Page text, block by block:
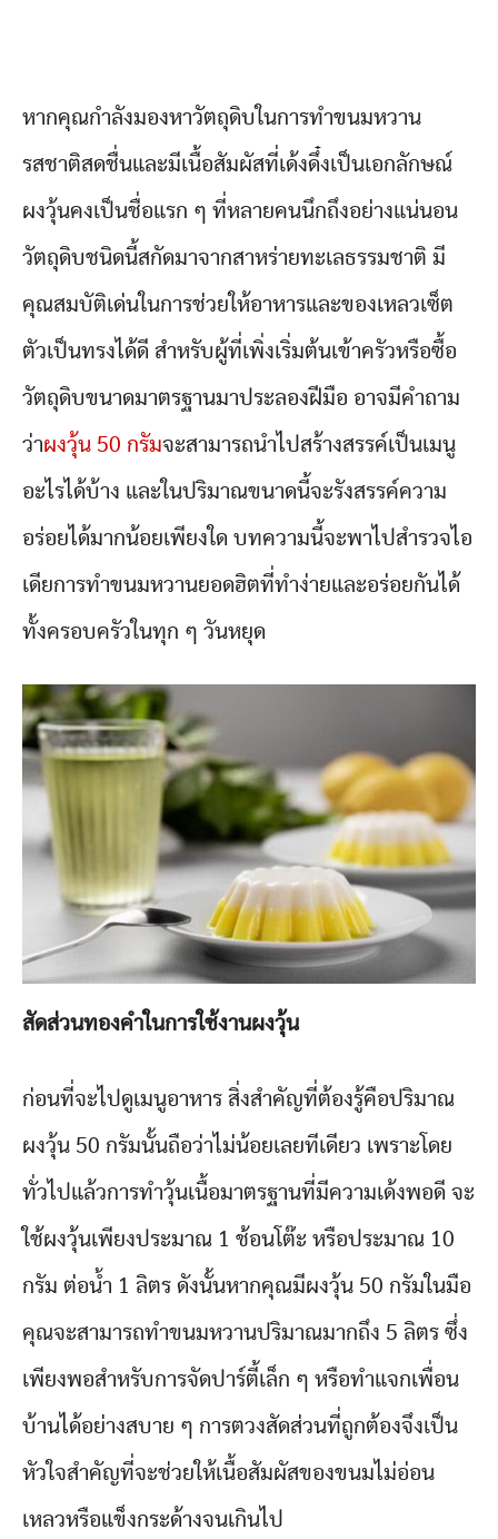
หากคุณกำลังมองหาวัตถุดิบในการทำขนมหวาน
รสชาติสดชื่นและมีเนื้อสัมผัสที่เด้งดึ๋งเป็นเอกลักษณ์
ผงวุ้นคงเป็นชื่อแรก ๆ ที่หลายคนนึกถึงอย่างแน่นอน
วัตถุดิบชนิดนี้สกัดมาจากสาหร่ายทะเลธรรมชาติ มี
คุณสมบัติเด่นในการช่วยให้อาหารและของเหลวเซ็ต
ตัวเป็นทรงได้ดี สำหรับผู้ที่เพิ่งเริ่มต้นเข้าครัวหรือซื้อ
วัตถุดิบขนาดมาตรฐานมาประลองฝีมือ อาจมีคำถาม
ว่าผงวุ้น 50 กรัมจะสามารถนำไปสร้างสรรค์เป็นเมนู
อะไรได้บ้าง และในปริมาณขนาดนี้จะรังสรรค์ความ
อร่อยได้มากน้อยเพียงใด บทความนี้จะพาไปสำรวจไอ
เดียการทำขนมหวานยอดฮิตที่ทำง่ายและอร่อยกันได้
ทั้งครอบครัวในทุก ๆ วันหยุด
สัดส่วนทองคำในการใช้งานผงวุ้น
ก่อนที่จะไปดูเมนูอาหาร สิ่งสำคัญที่ต้องรู้คือปริมาณ
ผงวุ้น 50 กรัมนั้นถือว่าไม่น้อยเลยทีเดียว เพราะโดย
ทั่วไปแล้วการทำวุ้นเนื้อมาตรฐานที่มีความเด้งพอดี จะ
ใช้ผงวุ้นเพียงประมาณ 1 ช้อนโต๊ะ หรือประมาณ 10
กรัม ต่อน้ำ 1 ลิตร ดังนั้นหากคุณมีผงวุ้น 50 กรัมในมือ
คุณจะสามารถทำขนมหวานปริมาณมากถึง 5 ลิตร ซึ่ง
เพียงพอสำหรับการจัดปาร์ตี้เล็ก ๆ หรือทำแจกเพื่อน
บ้านได้อย่างสบาย ๆ การตวงสัดส่วนที่ถูกต้องจึงเป็น
หัวใจสำคัญที่จะช่วยให้เนื้อสัมผัสของขนมไม่อ่อน
เหลวหรือแข็งกระด้างจนเกินไป